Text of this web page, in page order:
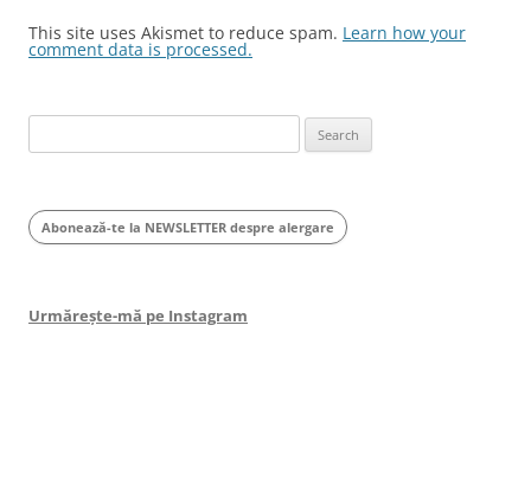
This site uses Akismet to reduce spam. Learn how your
comment data is processed.
for:
Abonează-te la NEWSLETTER despre alergare
Urmărește-mă pe Instagram